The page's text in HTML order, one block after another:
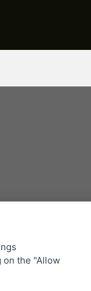
on the "Allow